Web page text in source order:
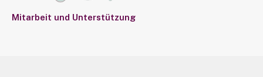
Mitarbeit und Unterstützung